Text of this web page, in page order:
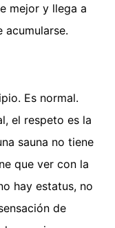
mejor y llega a
acumularse.
Es normal.
el respeto es la
sauna no tiene
que ver con la
hay estatus, no
de